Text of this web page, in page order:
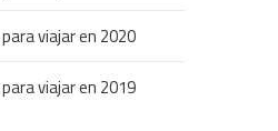
viajar en 2020
viajar en 2019